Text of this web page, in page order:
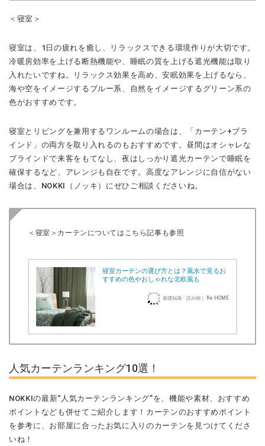
＜寝室＞
寝室は、1日の疲れを癒し、リラックスできる環境作りが大切です。
冷暖房効率を上げる断熱機能や、睡眠の質を上げる遮光機能は取り
入れたいですね。リラックス効果を高め、安眠効果を上げるなら、
海や空をイメージするブルー系、自然をイメージするグリーン系の
色がおすすめです。
寝室とリビングを兼用するワンルームの場合は、「カーテン+ブラ
インド」の両方を取り入れるのもおすすめです。昼間はオシャレな
ブラインドで来客をもてなし、夜はしっかり遮光カーテンで睡眠を
確保するなど、アレンジも自在です。高度なアレンジに自信がない
場合は、NOKKI（ノッキ）にぜひご相談くださいね。
＜寝室＞カーテンについてはこちら記事も参照
寝室カーテンの選び方とは？風水で見るお
すすめの色やおしゃれな北欧風も
基礎知識・読み物｜ Re:HOME
人気カーテンランキング10選！
NOKKIの最新“人気カーテンランキング”を、機能や素材、おすすめ
ポイントなども併せてご紹介します！カーテンのおすすめポイント
を参考に、お部屋に合ったお気に入りのカーテンを見つけてくださ
いね！